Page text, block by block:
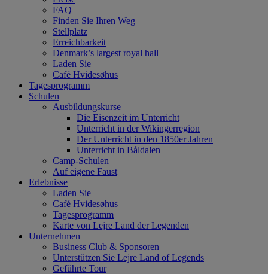
FAQ
Finden Sie Ihren Weg
Stellplatz
Erreichbarkeit
Denmark’s largest royal hall
Laden Sie
Café Hvidesøhus
Tagesprogramm
Schulen
Ausbildungskurse
Die Eisenzeit im Unterricht
Unterricht in der Wikingerregion
Der Unterricht in den 1850er Jahren
Unterricht in Båldalen
Camp-Schulen
Auf eigene Faust
Erlebnisse
Laden Sie
Café Hvidesøhus
Tagesprogramm
Karte von Lejre Land der Legenden
Unternehmen
Business Club & Sponsoren
Unterstützen Sie Lejre Land of Legends
Geführte Tour